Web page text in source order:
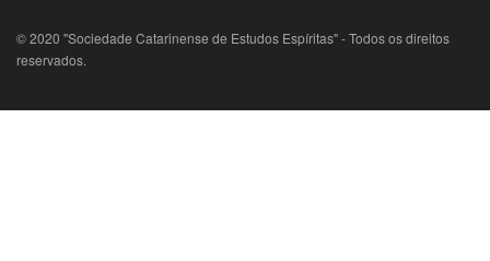
© 2020 "Sociedade Catarinense de Estudos Espíritas" - Todos os direitos
reservados.